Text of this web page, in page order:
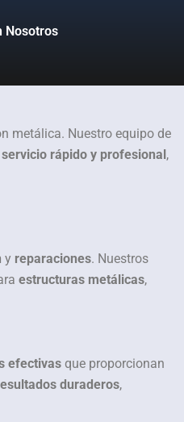
Nosotros
metálica. Nuestro equipo de
servicio rápido y profesional,
y reparaciones. Nuestros
estructuras metálicas,
efectivas que proporcionan
duraderos,